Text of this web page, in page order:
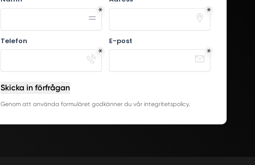
Telefon E-post
Skicka in förfrågan
Genom att använda formuläret godkänner du vår integritetspolicy.